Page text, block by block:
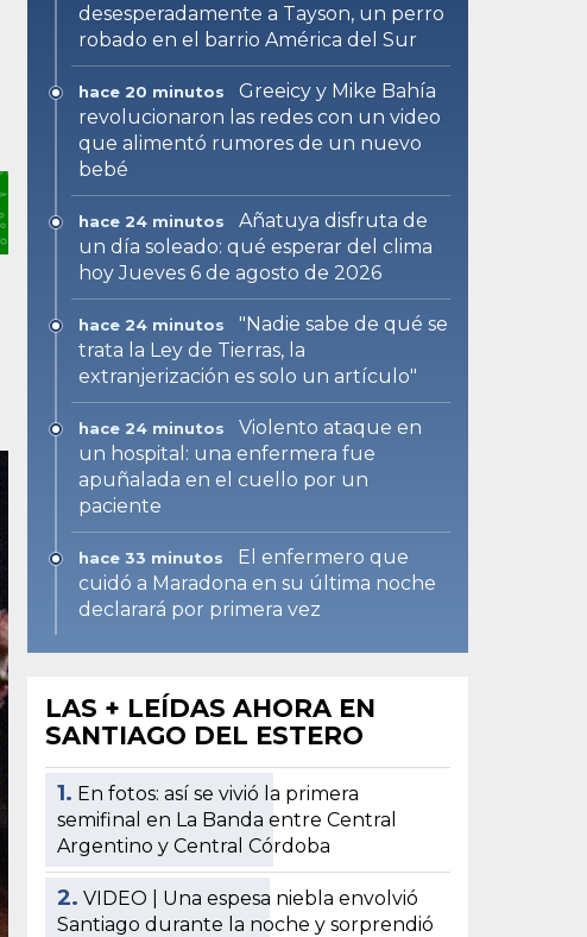
desesperadamente a Tayson, un perro
robado en el barrio América del Sur
hace 20 minutos
Greeicy y Mike Bahía
revolucionaron las redes con un video
que alimentó rumores de un nuevo
bebé
hace 24 minutos
Añatuya disfruta de
un día soleado: qué esperar del clima
hoy Jueves 6 de agosto de 2026
hace 24 minutos
"Nadie sabe de qué se
trata la Ley de Tierras, la
extranjerización es solo un artículo"
hace 24 minutos
Violento ataque en
un hospital: una enfermera fue
apuñalada en el cuello por un
paciente
hace 33 minutos
El enfermero que
cuidó a Maradona en su última noche
declarará por primera vez
LAS + LEÍDAS AHORA EN
SANTIAGO DEL ESTERO
1. En fotos: así se vivió la primera
semifinal en La Banda entre Central
Argentino y Central Córdoba
2. VIDEO | Una espesa niebla envolvió
Santiago durante la noche y sorprendió